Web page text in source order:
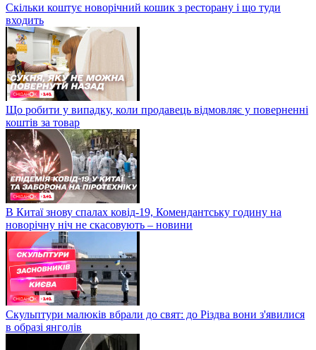
Скільки коштує новорічний кошик з ресторану і що туди
входить
Що робити у випадку, коли продавець відмовляє у поверненні
коштів за товар
В Китаї знову спалах ковід-19, Комендантську годину на
новорічну ніч не скасовують – новини
Скульптури малюків вбрали до свят: до Різдва вони з'явилися
в образі янголів